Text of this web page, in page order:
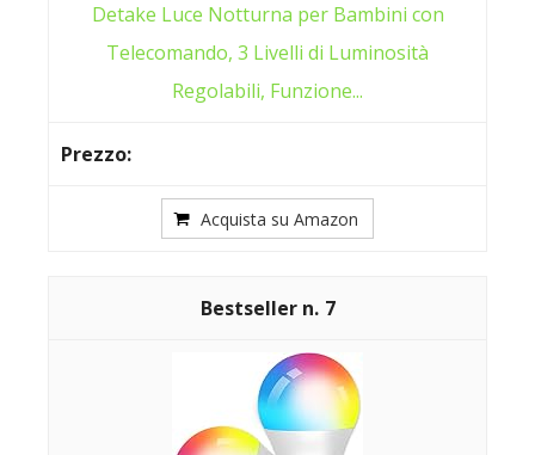
Detake Luce Notturna per Bambini con
Telecomando, 3 Livelli di Luminosità
Regolabili, Funzione...
Acquista su Amazon
7